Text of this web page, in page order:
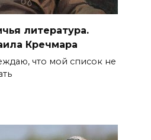
литература.
Кречмара
что мой список не